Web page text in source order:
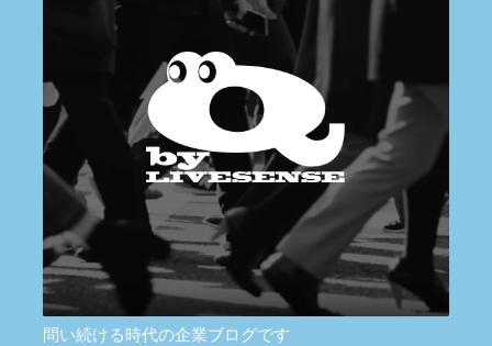
問い続ける時代の企業ブログです